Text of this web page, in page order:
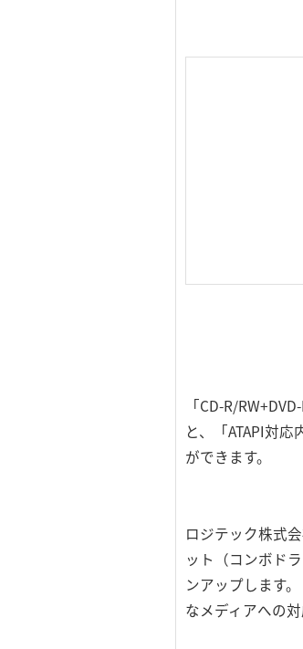
「CD-R/
と、「ATAPI対
ができます。
ロジテック株式
ット（コンボド
ンアップします
なメディアへの対